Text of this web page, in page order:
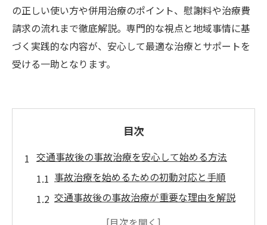
の正しい使い方や併用治療のポイント、慰謝料や治療費
請求の流れまで徹底解説。専門的な視点と地域事情に基
づく実践的な内容が、安心して最適な治療とサポートを
受ける一助となります。
目次
交通事故後の事故治療を安心して始める方法
事故治療を始めるための初動対応と手順
交通事故後の事故治療が重要な理由を解説
北海道北広島市で事故治療を安心して受け